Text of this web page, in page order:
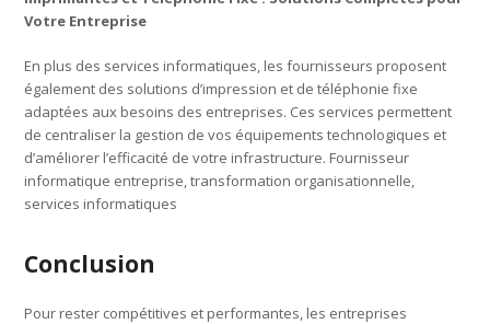
Votre Entreprise
En plus des services informatiques, les fournisseurs proposent
également des solutions d’impression et de téléphonie fixe
adaptées aux besoins des entreprises. Ces services permettent
de centraliser la gestion de vos équipements technologiques et
d’améliorer l’efficacité de votre infrastructure. Fournisseur
informatique entreprise, transformation organisationnelle,
services informatiques
Conclusion
Pour rester compétitives et performantes, les entreprises